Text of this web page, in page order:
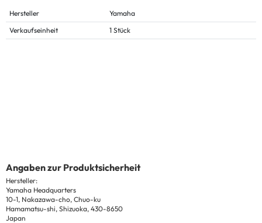
Hersteller
Yamaha
Verkaufseinheit
1 Stück
Angaben zur Produktsicherheit
Hersteller:
Yamaha Headquarters
10-1, Nakazawa-cho, Chuo-ku
Hamamatsu-shi, Shizuoka, 430-8650
Japan